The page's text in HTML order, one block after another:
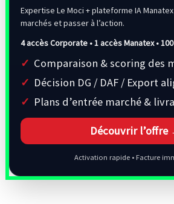
Expertise Le Moci + plateforme IA
marchés et passer à l’action.
4 accès Corporate • 1 accès Manatex •
Comparaison & scoring des
Décision DG / DAF / Export
Plans d’entrée marché &
Découvrir l’offre
Activation rapide • Facture